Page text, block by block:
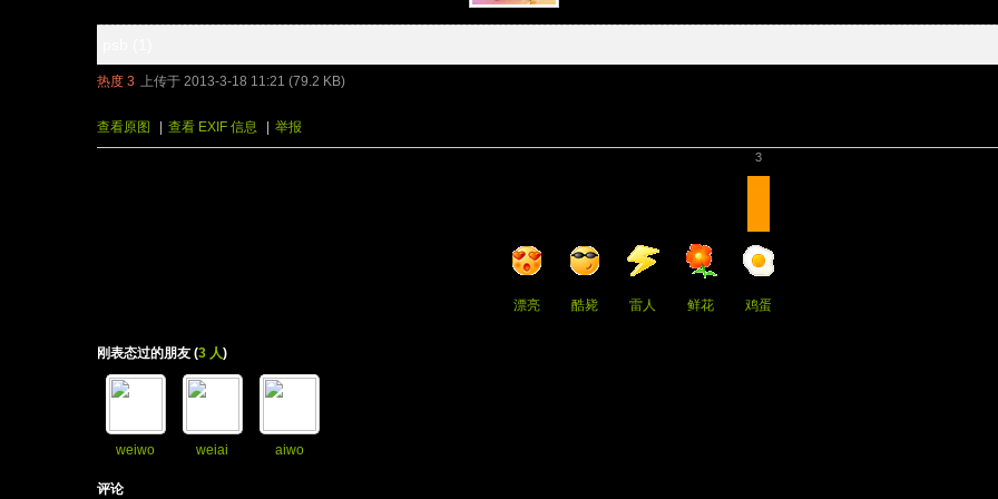
热度 3 上传于 2013-3-18 11:21 (79.2 KB)
查看原图 查看 EXIF 信息 举报
漂亮 酷毙 雷人 鲜花
3
鸡蛋
刚表态过的朋友 (3 人)
weiwo weiai aiwo
评论